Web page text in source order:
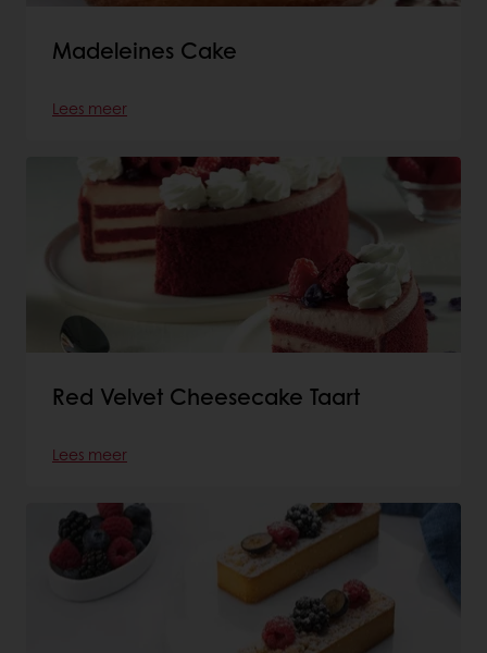
Madeleines Cake
Lees meer
Red Velvet Cheesecake Taart
Lees meer